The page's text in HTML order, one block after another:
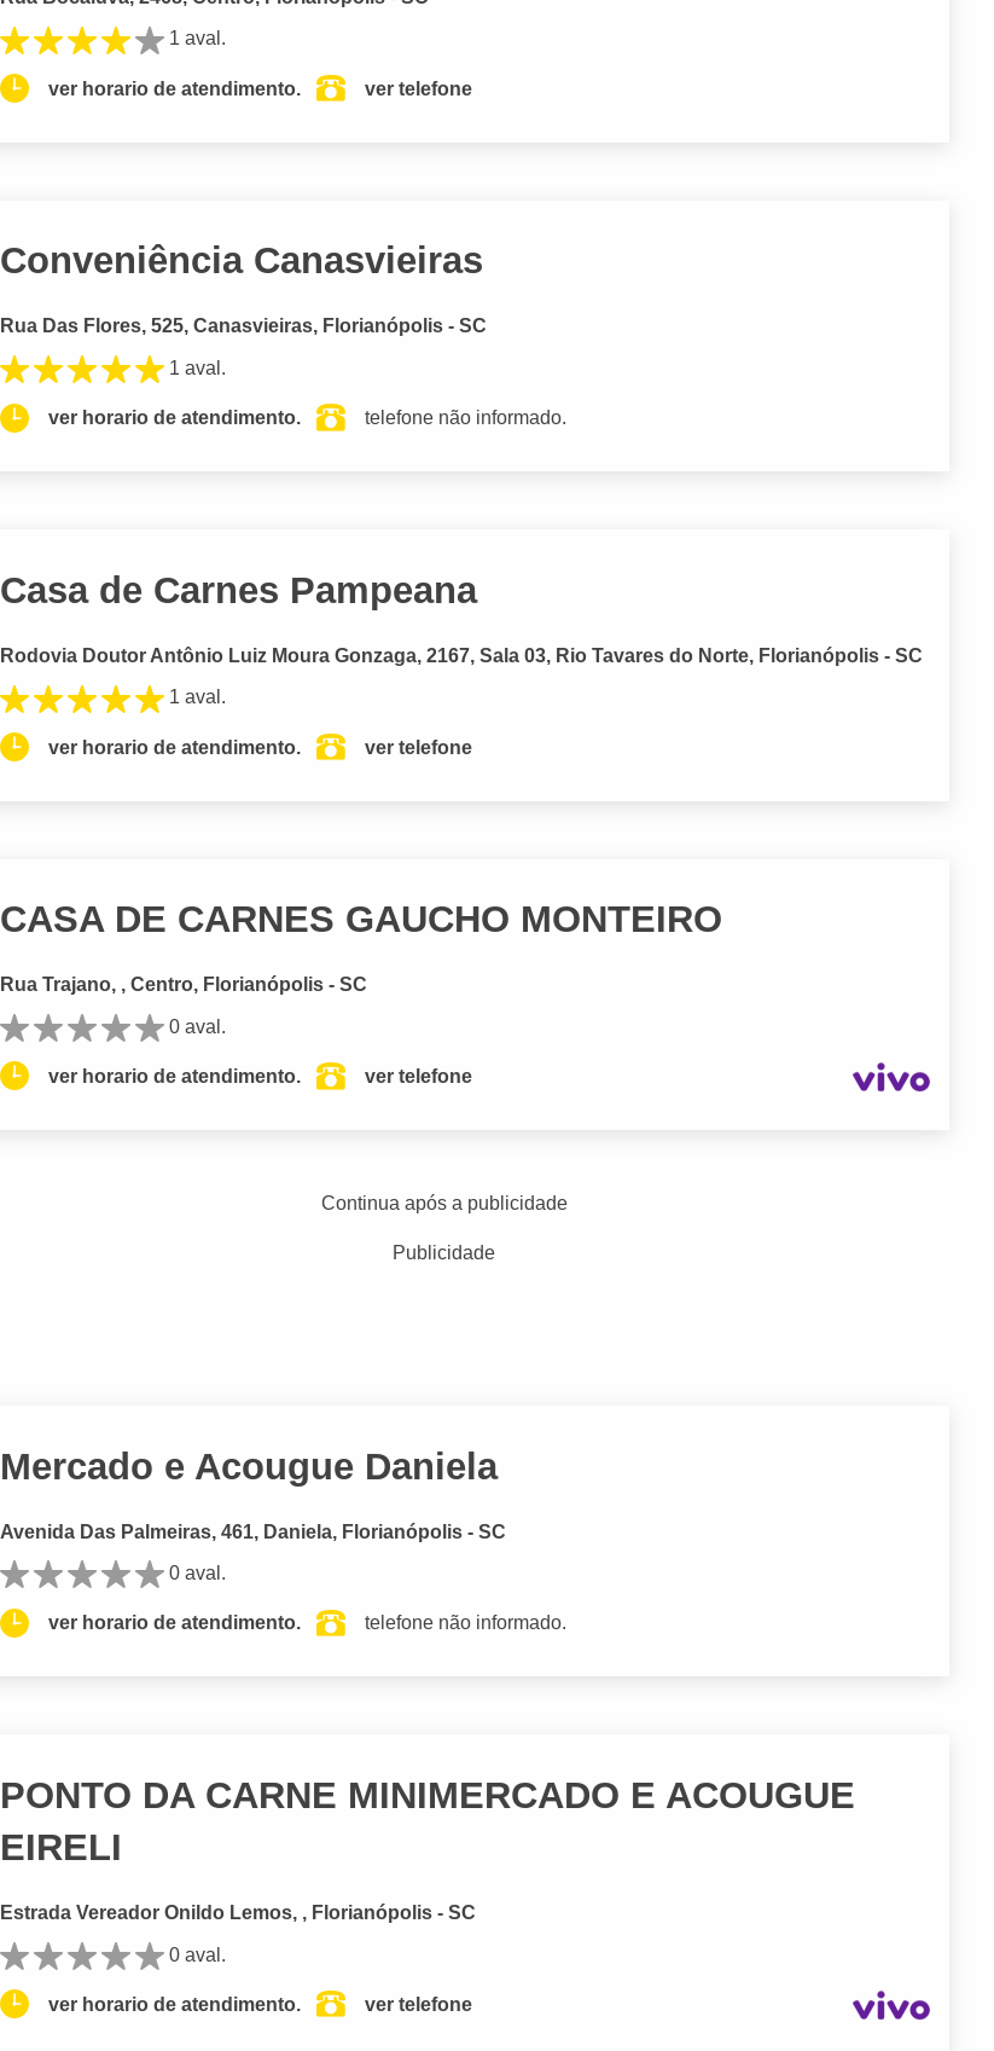
1 aval.
ver horario de atendimento. ver telefone
Conveniência Canasvieiras
Rua Das Flores, 525, Canasvieiras, Florianópolis - SC
1 aval.
ver horario de atendimento. telefone não informado.
Casa de Carnes Pampeana
Rodovia Doutor Antônio Luiz Moura Gonzaga, 2167, Sala 03, Rio Tavares do Norte, Florianópolis - SC
1 aval.
ver horario de atendimento. ver telefone
CASA DE CARNES GAUCHO MONTEIRO
Rua Trajano, , Centro, Florianópolis - SC
0 aval.
ver horario de atendimento. ver telefone
Continua após a publicidade
Publicidade
Mercado e Acougue Daniela
Avenida Das Palmeiras, 461, Daniela, Florianópolis - SC
0 aval.
ver horario de atendimento. telefone não informado.
PONTO DA CARNE MINIMERCADO E ACOUGUE
EIRELI
Estrada Vereador Onildo Lemos, , Florianópolis - SC
0 aval.
ver horario de atendimento. ver telefone